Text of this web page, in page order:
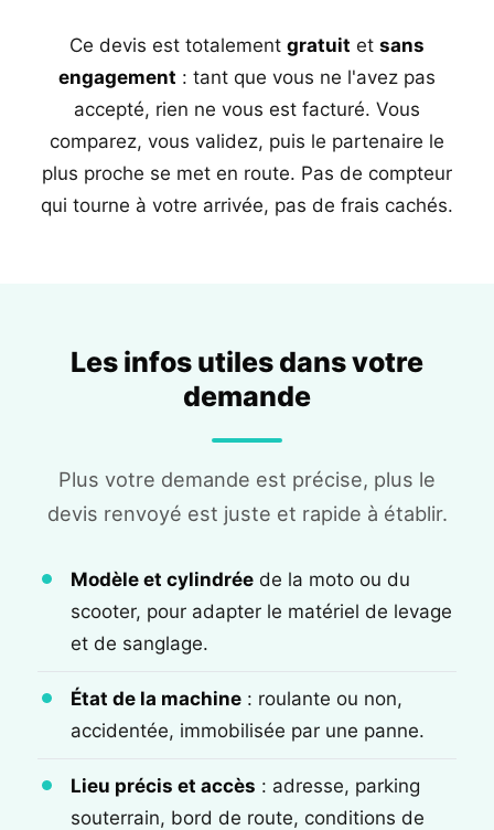
Ce devis est totalement gratuit et sans
engagement : tant que vous ne l'avez pas
accepté, rien ne vous est facturé. Vous
comparez, vous validez, puis le partenaire le
plus proche se met en route. Pas de compteur
qui tourne à votre arrivée, pas de frais cachés.
Les infos utiles dans votre
demande
Plus votre demande est précise, plus le
devis renvoyé est juste et rapide à établir.
Modèle et cylindrée de la moto ou du
scooter, pour adapter le matériel de levage
et de sanglage.
État de la machine : roulante ou non,
accidentée, immobilisée par une panne.
Lieu précis et accès : adresse, parking
souterrain, bord de route, conditions de